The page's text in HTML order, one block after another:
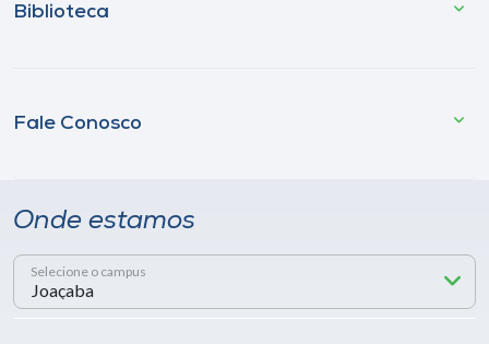
Biblioteca
Fale Conosco
Onde estamos
Selecione o campus